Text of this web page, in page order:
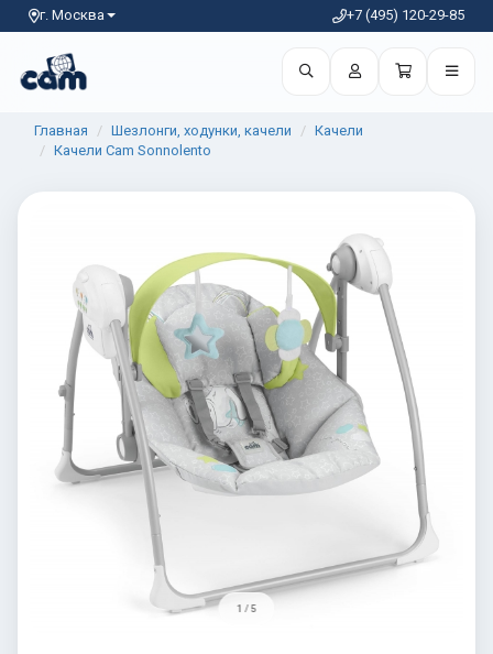
г. Москва +7 (495) 120-29-85
Главная Шезлонги, ходунки, качели
Качели
Качели Cam Sonnolento
1 / 5